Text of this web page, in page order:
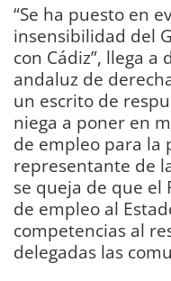
“Se ha puesto en
insensibilidad del
con Cádiz”, llega
andaluz de
un escrito de
niega a poner en
de empleo para la
representante de
se queja de que el
de empleo al
competencias al
delegadas las